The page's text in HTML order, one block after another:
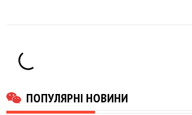
ПОПУЛЯРНІ НОВИНИ